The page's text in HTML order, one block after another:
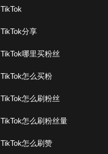
TikTok
TikTok分享
TikTok哪里买粉丝
TikTok怎么买粉
TikTok怎么刷粉丝
TikTok怎么刷粉丝量
TikTok怎么刷赞